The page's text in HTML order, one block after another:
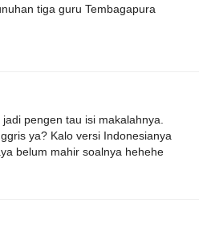
tiga guru Tembagapura
pengen tau isi makalahnya.
ya? Kalo versi Indonesianya
belum mahir soalnya hehehe